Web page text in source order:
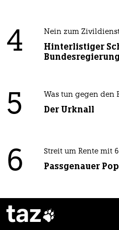
4 Nein zum
Hinterlistiger
Bundesregierung
5 Was tun gegen den
Der Urknall
6 Streit um Rente mit
Passgenauer
taz